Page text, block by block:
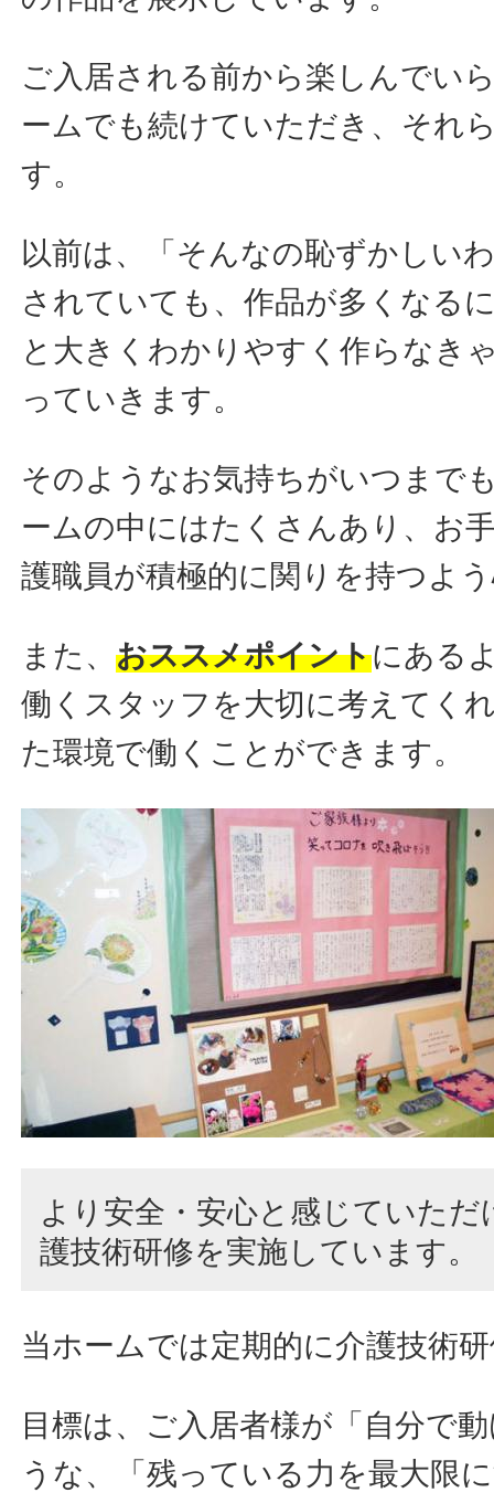
ご入居される前から楽しんでい
ームでも続けていただき、それ
す。
以前は、「そんなの恥ずかしい
されていても、作品が多くなる
と大きくわかりやすく作らなき
っていきます。
そのようなお気持ちがいつまで
ームの中にはたくさんあり、お
護職員が積極的に関りを持つよ
また、おススメポイントにある
働くスタッフを大切に考えてく
た環境で働くことができます。
より安全・安心と感じていた
護技術研修を実施しています。
当ホームでは定期的に介護技術
目標は、ご入居者様が「自分で
うな、「残っている力を最大限